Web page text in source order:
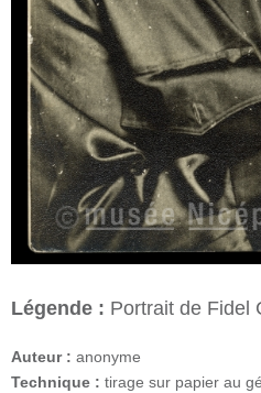
Légende : Portrait de Fidel
Auteur : anonyme
Technique : tirage sur papier au